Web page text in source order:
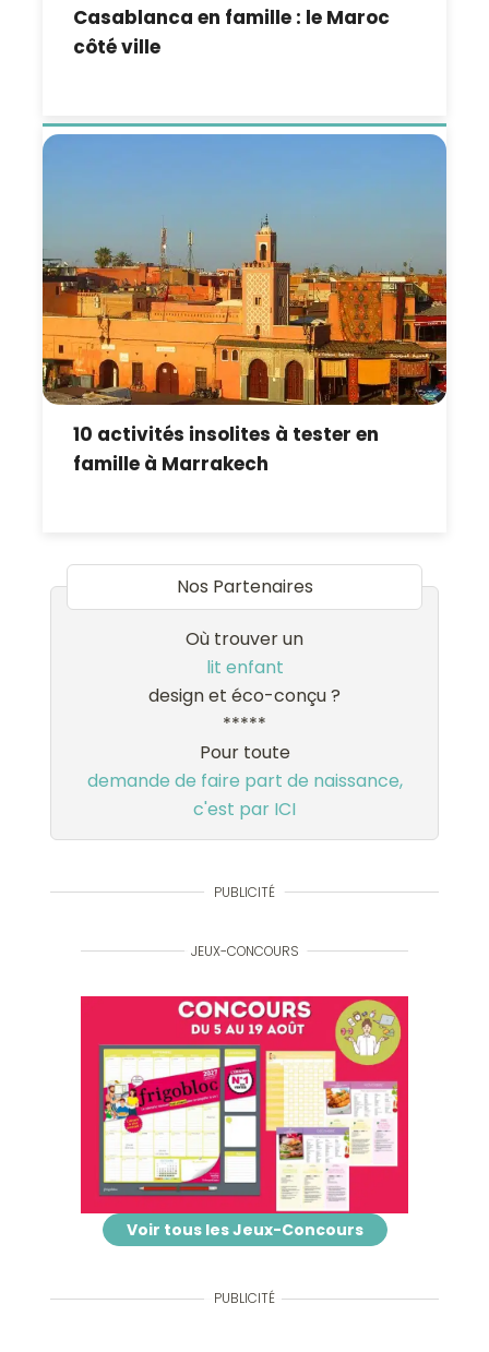
Casablanca en famille : le Maroc
côté ville
10 activités insolites à tester en
famille à Marrakech
Nos Partenaires
Où trouver un
lit enfant
design et éco-conçu ?
*****
Pour toute
demande de faire part de naissance,
c'est par ICI
PUBLICITÉ
JEUX-CONCOURS
Voir tous les Jeux-Concours
PUBLICITÉ